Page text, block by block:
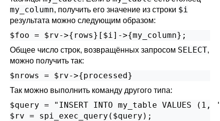
my_column, получить его значение из строки $i
результата можно следующим образом:
$foo = $rv->{rows}[$i]->{my_column};
Общее число строк, возвращённых запросом SELECT,
можно получить так:
$nrows = $rv->{processed}
Так можно выполнить команду другого типа:
$query = "INSERT INTO my_table VALUES
$rv = spi_exec_query($query);